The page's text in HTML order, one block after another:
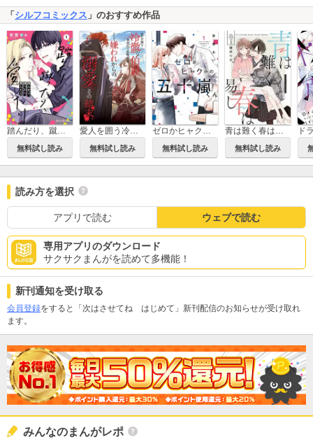
「 シルフコミックス 」のおすすめ作品
踏んだり、蹴ったり、愛したり
無料試し読み
愛人を囲う冷徹な伯爵との典型的な政略結婚、そして嫌われからの溺愛、その結末。
無料試し読み
ゼロかヒャクかの五十嵐くん
無料試し読み
青は難く春は易し
無料試し読み
読み方を選択
アプリで読む ウェブで読む
専用アプリのダウンロード
サクサクまんがを読めて多機能！
新刊通知を受け取る
会員登録をすると「次はさせてね はじめて」新刊配信のお知らせが受け取れ
ます。
みんなのまんがレポ